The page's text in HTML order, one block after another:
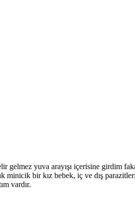
yuva arayışı içerisine girdim
bir kız bebek, iç ve dış
vardır.